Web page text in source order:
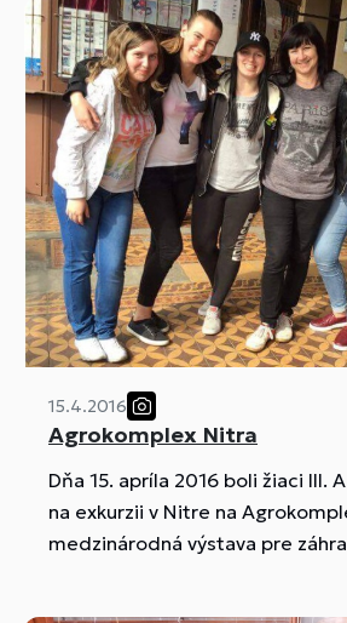
15.4.2016
Agrokomplex Nitra
Dňa 15. apríla 2016 boli žiaci III.
na exkurzii v Nitre na
medzinárodná výstava pre